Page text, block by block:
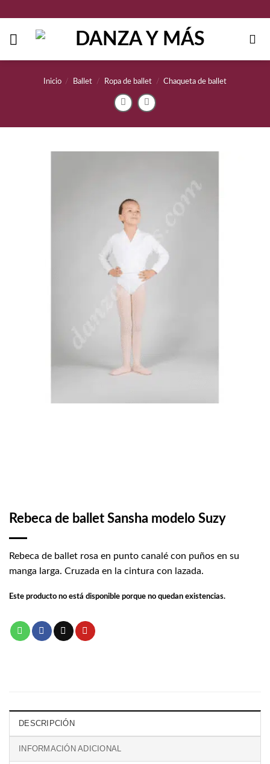
contenido
Inicio / Ballet / Ropa de ballet / Chaqueta de ballet
Rebeca de ballet Sansha modelo Suzy
Rebeca de ballet rosa en punto canalé con puños en su
manga larga. Cruzada en la cintura con lazada.
Este producto no está disponible porque no quedan existencias.
DESCRIPCIÓN
INFORMACIÓN ADICIONAL